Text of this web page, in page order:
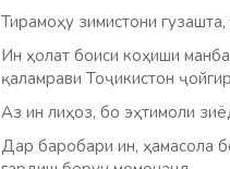
Тирамоҳу зимистони
Ин ҳолат боиси коҳиши
қаламрави Тоҷикистон
Аз ин лиҳоз, бо эҳтимоли
Дар баробари ин, ҳамасола